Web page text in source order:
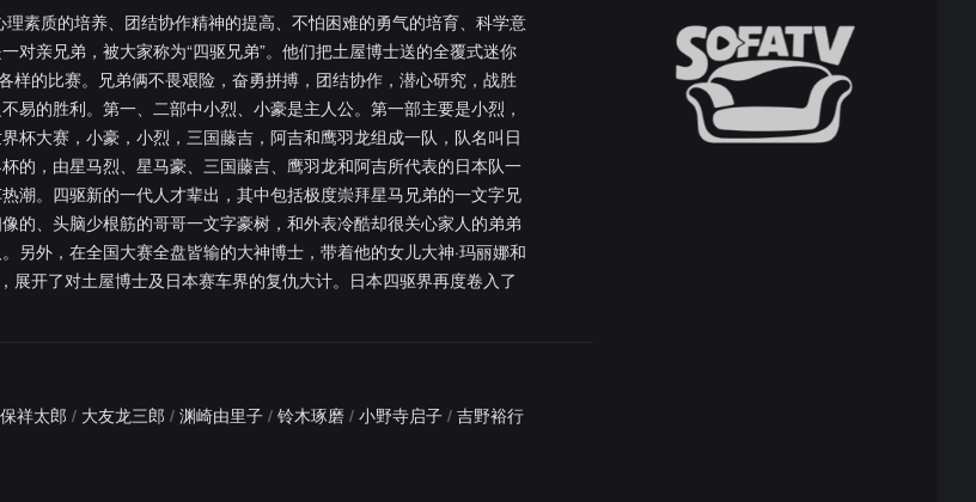
素质的培养、团结协作精神的提高、不怕困难的勇气的培育、科学意
对亲兄弟，被大家称为“四驱兄弟”。他们把土屋博士送的全覆式迷你
样的比赛。兄弟俩不畏艰险，奋勇拼搏，团结协作，潜心研究，战胜
易的胜利。第一、二部中小烈、小豪是主人公。第一部主要是小烈，
杯大赛，小豪，小烈，三国藤吉，阿吉和鹰羽龙组成一队，队名叫日
的，由星马烈、星马豪、三国藤吉、鹰羽龙和阿吉所代表的日本队一
潮。四驱新的一代人才辈出，其中包括极度崇拜星马兄弟的一文字兄
的、头脑少根筋的哥哥一文字豪树，和外表冷酷却很关心家人的弟弟
另外，在全国大赛全盘皆输的大神博士，带着他的女儿大神·玛丽娜和
展开了对土屋博士及日本赛车界的复仇大计。日本四驱界再度卷入了
祥太郎 / 大友龙三郎 / 渊崎由里子 / 铃木琢磨 / 小野寺启子 / 吉野裕行